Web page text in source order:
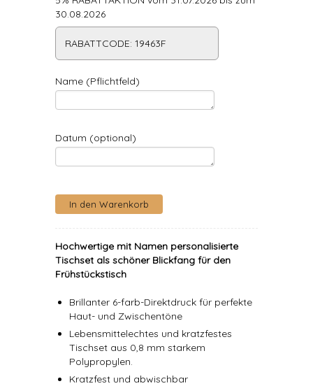
30.08.2026
RABATTCODE: 19463F
Name (Pflichtfeld)
Datum (optional)
Hochwertige mit Namen personalisierte
Tischset als schöner Blickfang für den
Frühstückstisch
Brillanter 6-farb-Direktdruck für perfekte
Haut- und Zwischentöne
Lebensmittelechtes und kratzfestes
Tischset aus 0,8 mm starkem
Polypropylen.
Kratzfest und abwischbar